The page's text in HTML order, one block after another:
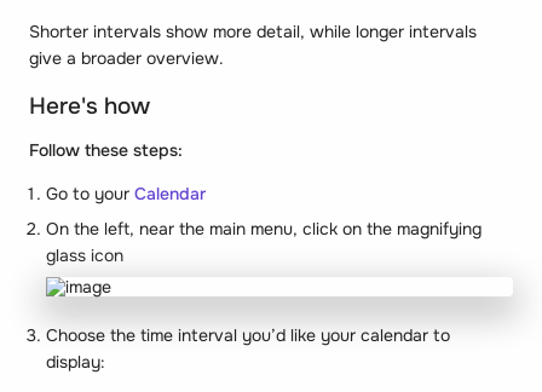
Shorter intervals show more detail, while longer intervals
give a broader overview.
Here's how
Follow these steps:
Go to your Calendar
On the left, near the main menu, click on the magnifying
glass icon
Choose the time interval you’d like your calendar to
display: